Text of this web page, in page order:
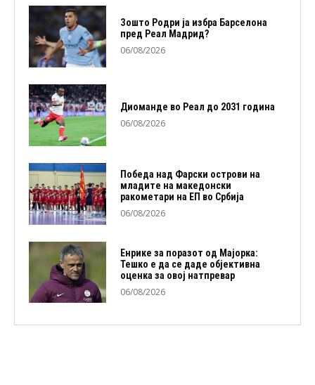
Зошто Родри ја избра Барселона
пред Реал Мадрид?
06/08/2026
Диоманде во Реал до 2031 година
06/08/2026
Победа над Фарски острови на
младите на македонски
ракометари на ЕП во Србија
06/08/2026
Енрике за поразот од Мајорка:
Тешко е да се даде објективна
оценка за овој натпревар
06/08/2026